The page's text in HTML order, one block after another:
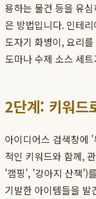
용하는 물건 등을 유
은 방법입니다. 인테
도자기 화병이, 요리
도마나 수제 소스 세
2단계: 키워드
아이디어스 검색창에
적인 키워드와 함께,
'캠핑', '강아지 산책')
기발한 아이템들을